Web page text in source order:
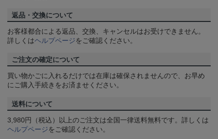
返品・交換について
お客様都合による返品、交換、キャンセルはお受けできません。
詳しくはヘルプページをご確認ください。
ご注文の確定について
買い物かごに入れるだけでは在庫は確保されませんので、お早め
にご購入手続きをお済ませください。
送料について
3,980円（税込）以上のご注文は全国一律送料無料です。詳しくは
ヘルプページをご確認ください。